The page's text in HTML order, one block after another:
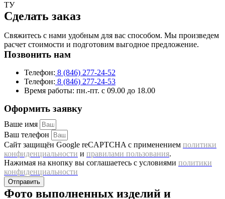
ТУ
Cделать заказ
Свяжитесь с нами удобным для вас способом. Мы произведем
расчет стоимости и подготовим выгодное предложение.
Позвонить нам
Телефон: 8 (846) 277-24-52
Телефон: 8 (846) 277-24-53
Время работы: пн.-пт. с 09.00 до 18.00
Оформить заявку
Ваше имя
Ваш телефон
Сайт защищён Google reCAPTCHA с применением политики
конфиденциальности и правилами пользования.
Нажимая на кнопку вы соглашаетесь с условиями политики
конфиденциальности
Отправить
Фото выполненных изделий и